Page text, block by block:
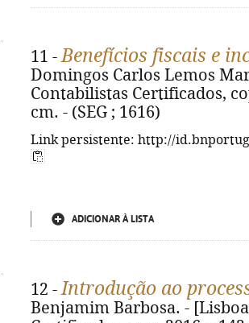
11 -Benefícios fiscais e
Domingos Carlos Lemos
Contabilistas Certificados,
cm. - (SEG ; 1616)
Link persistente: http://
ADICIONAR À LISTA
12 -Introdução ao
Benjamim Barbosa. -